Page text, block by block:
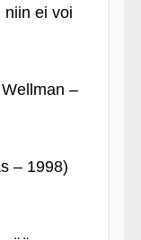
niin ei voi
–
– 1998)